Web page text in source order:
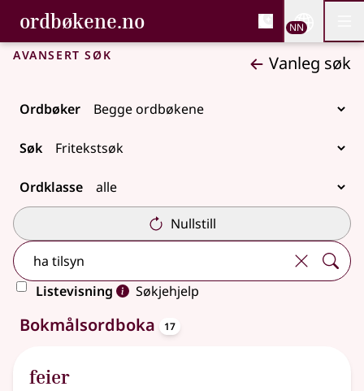
Gå til hovudinnhald
Tilgjenge
ordbøkene.no, Bokmålsordboka og
Bokmålsordboka og Nynorskordboka
NN
Avansert søk Vanleg søk
Ordbøker
Søk
Ordklasse
Nullstill
Listevisning
Søkjehjelp
33 treff
Bokmålsordboka 17
feier